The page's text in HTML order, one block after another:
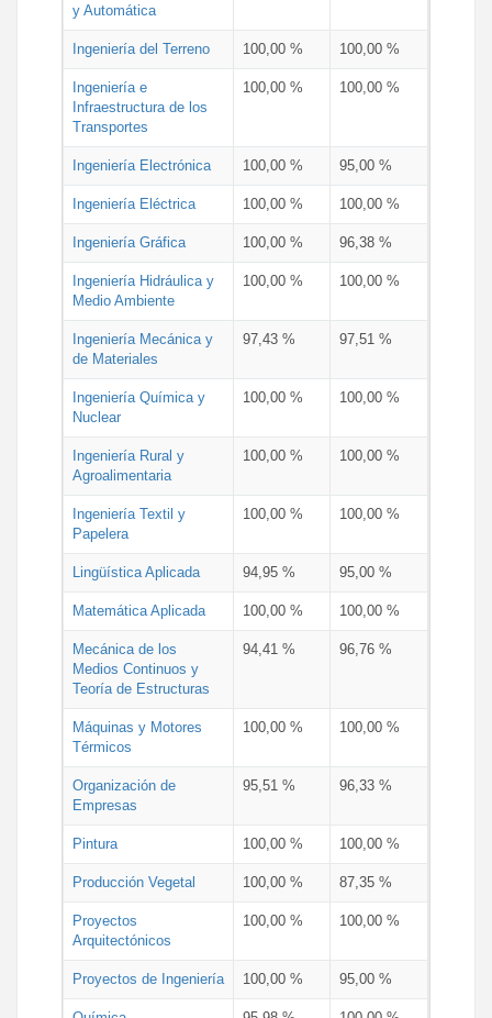
y Automática
Ingeniería del Terreno 100,00 % 100,00 %
Ingeniería e
Infraestructura de los
Transportes
100,00 % 100,00 %
Ingeniería Electrónica 100,00 % 95,00 %
Ingeniería Eléctrica 100,00 % 100,00 %
Ingeniería Gráfica 100,00 % 96,38 %
Ingeniería Hidráulica y
Medio Ambiente
100,00 % 100,00 %
Ingeniería Mecánica y
de Materiales
97,43 % 97,51 %
Ingeniería Química y
Nuclear
100,00 % 100,00 %
Ingeniería Rural y
Agroalimentaria
100,00 % 100,00 %
Ingeniería Textil y
Papelera
100,00 % 100,00 %
Lingüística Aplicada 94,95 % 95,00 %
Matemática Aplicada 100,00 % 100,00 %
Mecánica de los
Medios Continuos y
Teoría de Estructuras
94,41 % 96,76 %
Máquinas y Motores
Térmicos
100,00 % 100,00 %
Organización de
Empresas
95,51 % 96,33 %
Pintura 100,00 % 100,00 %
Producción Vegetal 100,00 % 87,35 %
Proyectos
Arquitectónicos
100,00 % 100,00 %
Proyectos de Ingeniería 100,00 % 95,00 %